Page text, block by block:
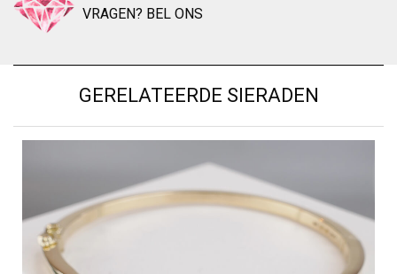
VRAGEN? BEL ONS
GERELATEERDE SIERADEN